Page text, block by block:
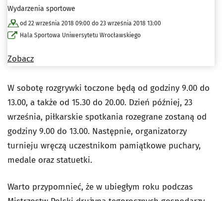
Wydarzenia sportowe
od 22 września 2018 09:00 do 23 września 2018 13:00
Hala Sportowa Uniwersytetu Wrocławskiego
Zobacz
W sobotę rozgrywki toczone będą od godziny 9.00 do
13.00, a także od 15.30 do 20.00. Dzień później, 23
września, piłkarskie spotkania rozegrane zostaną od
godziny 9.00 do 13.00. Następnie, organizatorzy
turnieju wręczą uczestnikom pamiątkowe puchary,
medale oraz statuetki.
Warto przypomnieć, że w ubiegłym roku podczas